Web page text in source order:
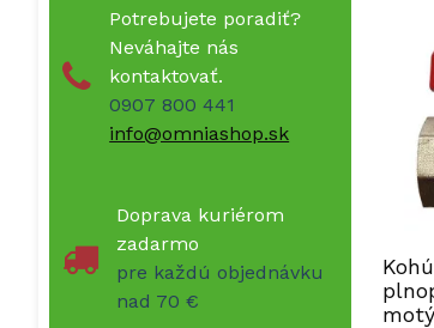
Potrebujete poradiť?
Neváhajte nás
kontaktovať.
0907 800 441
info@omniashop.sk
Doprava kuriérom
zadarmo
pre každú objednávku
nad 70 €